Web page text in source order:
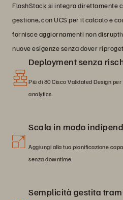
FlashStack si integra direttamente
gestione, con UCS per il calcolo e
fornisce aggiornamenti non
nuove esigenze senza dover
Deployment senza
Più di 80 Cisco Validated Design
analytics.
Scala in modo
Aggiungi alla tua pianificazione
senza downtime.
Semplicità gestita